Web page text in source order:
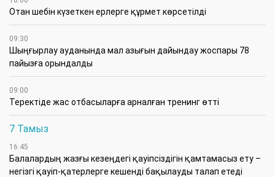
Отан шебін күзеткен ерлерге құрмет көрсетілді
09:30
​Шыңғырлау ауданында мал азығын дайындау жоспары 78
пайызға орындалды
09:00
​Теректіде жас отбасыларға арналған тренинг өтті
7 Тамыз
16:45
Балалардың жазғы кезеңдегі қауіпсіздігін қамтамасыз ету –
негізгі қауіп-қатерлерге кешенді бақылауды талап етеді